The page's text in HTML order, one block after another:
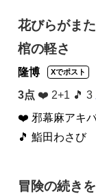
花びらがま
棺の軽さ
隆博 Xでポスト
3点 ❤️ 2+1 🎵 3
❤️ 邪幕麻アキ
🎵 鮨田わさび
冒険の続き